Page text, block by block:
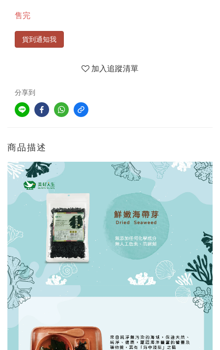
售完
貨到通知我
加入追蹤清單
分享到
商品描述